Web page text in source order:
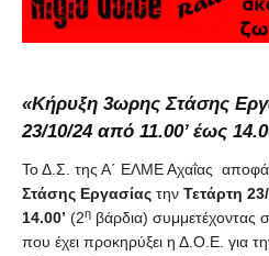
«Κήρυξη 3ωρης Στάσης
23/10/24 από 11.00’ έως
Το Δ.Σ. της Α΄ ΕΛΜΕ Αχαΐας
Στάσης Εργασίας την Τετάρτη
14.00’ (2η βάρδια) συμμετέχοντας
που έχει προκηρύξει η Δ.Ο.Ε. για